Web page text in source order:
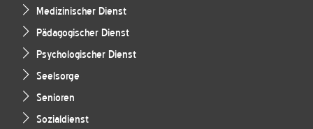
Medizinischer Dienst
Pädagogischer Dienst
Psychologischer Dienst
Seelsorge
Senioren
Sozialdienst